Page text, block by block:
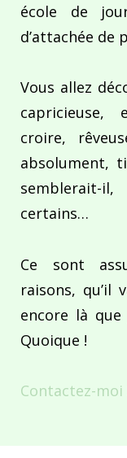
école de
d’attachée de
Vous allez
capricieuse,
croire,
absolument,
semblerait-
certains…
Ce sont
raisons, qu’il
encore là
Quoique !
Contactez-moi